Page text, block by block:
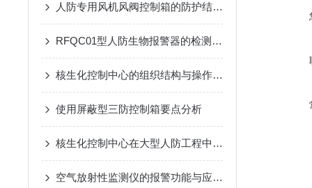
人防专用风机风阀控制箱的防护结构：防潮、防霉与抗冲击设计
RFQC01型人防生物报警器的检测精度与环境适应性分析
核生化控制中心的组织结构与操作流程说明
使用屏蔽型三防控制箱要点分析
核生化控制中心在大型人防工程中空气质量监测传感器的集成
空气放射性监测仪的报警功能与应急响应措施说明